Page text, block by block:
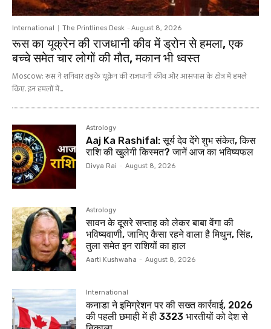
International The Printlines Desk - August 8, 2026
रूस का यूक्रेन की राजधानी कीव में ड्रोन से हमला, एक
बच्चे समेत चार लोगों की मौत, मकान भी ध्वस्त
Moscow: रूस ने शनिवार तड़के यूक्रेन की राजधानी कीव और आसपास के क्षेत्र में हमले
किए. इन हमलों में...
Astrology
Aaj Ka Rashifal: सूर्य देव देंगे शुभ संकेत, किस
राशि की खुलेगी किस्मत? जानें आज का भविष्यफल
Divya Rai - August 8, 2026
Astrology
सावन के दूसरे सप्ताह को लेकर बाबा वेंगा की
भविष्यवाणी, जानिए कैसा रहने वाला है मिथुन, सिंह,
तुला समेत इन राशियों का हाल
Aarti Kushwaha - August 8, 2026
International
कनाडा ने इमिग्रेशन पर की सख्त कार्रवाई, 2026
की पहली छमाही में ही 3323 भारतीयों को देश से